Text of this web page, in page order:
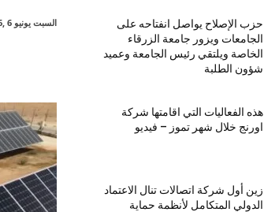
السبت يونيو 6 ,26
حزب الإصلاح يواصل انفتاحه على
الجامعات ويزور جامعة الزرقاء
الخاصة ويلتقي رئيس الجامعة وعميد
شؤون الطلبة
هذه الفعاليات التي اقامتها شركة
اورنج خلال شهر تموز – فيديو
زين أول شركة اتصالات تنال الاعتماد
الدولي المتكامل لأنظمة حماية